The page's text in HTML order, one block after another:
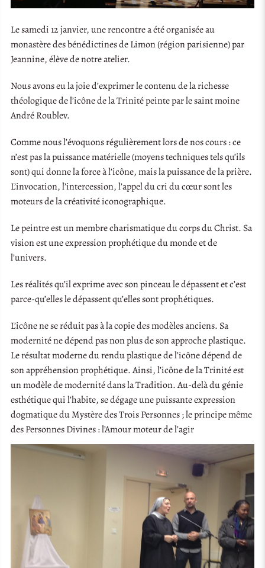
Le samedi 12 janvier, une rencontre a été organisée au
monastère des bénédictines de Limon (région parisienne) par
Jeannine, élève de notre atelier.
Nous avons eu la joie d’exprimer le contenu de la richesse
théologique de l’icône de la Trinité peinte par le saint moine
André Roublev.
Comme nous l’évoquons régulièrement lors de nos cours : ce
n’est pas la puissance matérielle (moyens techniques tels qu’ils
sont) qui donne la force à l’icône, mais la puissance de la prière.
L’invocation, l’intercession, l’appel du cri du cœur sont les
moteurs de la créativité iconographique.
Le peintre est un membre charismatique du corps du Christ. Sa
vision est une expression prophétique du monde et de
l’univers.
Les réalités qu’il exprime avec son pinceau le dépassent et c’est
parce-qu’elles le dépassent qu’elles sont prophétiques.
L’icône ne se réduit pas à la copie des modèles anciens. Sa
modernité ne dépend pas non plus de son approche plastique.
Le résultat moderne du rendu plastique de l’icône dépend de
son appréhension prophétique. Ainsi, l’icône de la Trinité est
un modèle de modernité dans la Tradition. Au-delà du génie
esthétique qui l’habite, se dégage une puissante expression
dogmatique du Mystère des Trois Personnes ; le principe même
des Personnes Divines : l’Amour moteur de l’agir